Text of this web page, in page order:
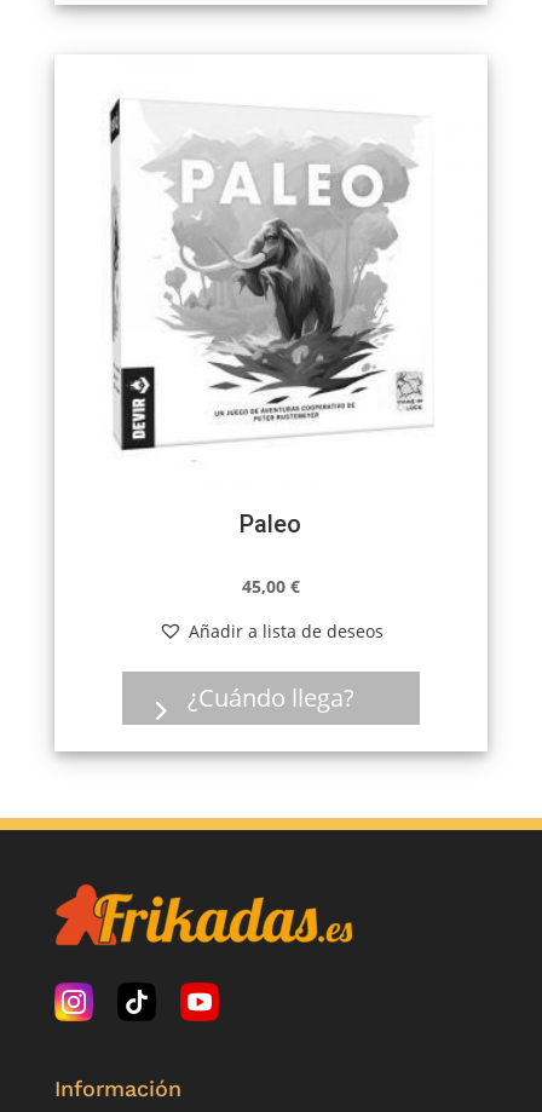
Paleo
45,00 €
Añadir a lista de deseos
¿Cuándo llega?
Información